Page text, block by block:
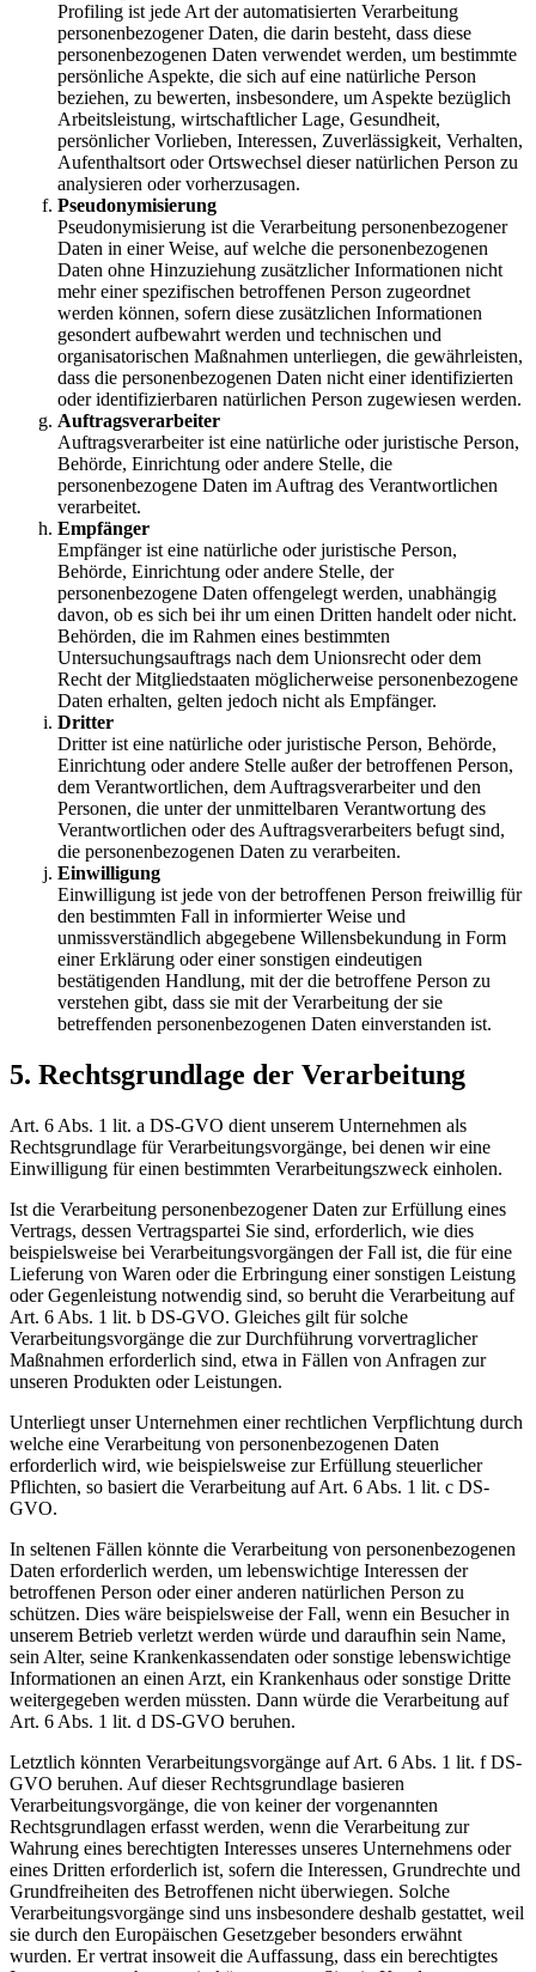
Profiling ist jede Art der automatisierten Verarbeitung
personenbezogener Daten, die darin besteht, dass diese
personenbezogenen Daten verwendet werden, um bestimmte
persönliche Aspekte, die sich auf eine natürliche Person
beziehen, zu bewerten, insbesondere, um Aspekte bezüglich
Arbeitsleistung, wirtschaftlicher Lage, Gesundheit,
persönlicher Vorlieben, Interessen, Zuverlässigkeit, Verhalten,
Aufenthaltsort oder Ortswechsel dieser natürlichen Person zu
analysieren oder vorherzusagen.
Pseudonymisierung
Pseudonymisierung ist die Verarbeitung personenbezogener
Daten in einer Weise, auf welche die personenbezogenen
Daten ohne Hinzuziehung zusätzlicher Informationen nicht
mehr einer spezifischen betroffenen Person zugeordnet
werden können, sofern diese zusätzlichen Informationen
gesondert aufbewahrt werden und technischen und
organisatorischen Maßnahmen unterliegen, die gewährleisten,
dass die personenbezogenen Daten nicht einer identifizierten
oder identifizierbaren natürlichen Person zugewiesen werden.
Auftragsverarbeiter
Auftragsverarbeiter ist eine natürliche oder juristische Person,
Behörde, Einrichtung oder andere Stelle, die
personenbezogene Daten im Auftrag des Verantwortlichen
verarbeitet.
Empfänger
Empfänger ist eine natürliche oder juristische Person,
Behörde, Einrichtung oder andere Stelle, der
personenbezogene Daten offengelegt werden, unabhängig
davon, ob es sich bei ihr um einen Dritten handelt oder nicht.
Behörden, die im Rahmen eines bestimmten
Untersuchungsauftrags nach dem Unionsrecht oder dem
Recht der Mitgliedstaaten möglicherweise personenbezogene
Daten erhalten, gelten jedoch nicht als Empfänger.
Dritter
Dritter ist eine natürliche oder juristische Person, Behörde,
Einrichtung oder andere Stelle außer der betroffenen Person,
dem Verantwortlichen, dem Auftragsverarbeiter und den
Personen, die unter der unmittelbaren Verantwortung des
Verantwortlichen oder des Auftragsverarbeiters befugt sind,
die personenbezogenen Daten zu verarbeiten.
Einwilligung
Einwilligung ist jede von der betroffenen Person freiwillig für
den bestimmten Fall in informierter Weise und
unmissverständlich abgegebene Willensbekundung in Form
einer Erklärung oder einer sonstigen eindeutigen
bestätigenden Handlung, mit der die betroffene Person zu
verstehen gibt, dass sie mit der Verarbeitung der sie
betreffenden personenbezogenen Daten einverstanden ist.
5. Rechtsgrundlage der Verarbeitung
Art. 6 Abs. 1 lit. a DS-GVO dient unserem Unternehmen als
Rechtsgrundlage für Verarbeitungsvorgänge, bei denen wir eine
Einwilligung für einen bestimmten Verarbeitungszweck einholen.
Ist die Verarbeitung personenbezogener Daten zur Erfüllung eines
Vertrags, dessen Vertragspartei Sie sind, erforderlich, wie dies
beispielsweise bei Verarbeitungsvorgängen der Fall ist, die für eine
Lieferung von Waren oder die Erbringung einer sonstigen Leistung
oder Gegenleistung notwendig sind, so beruht die Verarbeitung auf
Art. 6 Abs. 1 lit. b DS-GVO. Gleiches gilt für solche
Verarbeitungsvorgänge die zur Durchführung vorvertraglicher
Maßnahmen erforderlich sind, etwa in Fällen von Anfragen zur
unseren Produkten oder Leistungen.
Unterliegt unser Unternehmen einer rechtlichen Verpflichtung durch
welche eine Verarbeitung von personenbezogenen Daten
erforderlich wird, wie beispielsweise zur Erfüllung steuerlicher
Pflichten, so basiert die Verarbeitung auf Art. 6 Abs. 1 lit. c DS-
GVO.
In seltenen Fällen könnte die Verarbeitung von personenbezogenen
Daten erforderlich werden, um lebenswichtige Interessen der
betroffenen Person oder einer anderen natürlichen Person zu
schützen. Dies wäre beispielsweise der Fall, wenn ein Besucher in
unserem Betrieb verletzt werden würde und daraufhin sein Name,
sein Alter, seine Krankenkassendaten oder sonstige lebenswichtige
Informationen an einen Arzt, ein Krankenhaus oder sonstige Dritte
weitergegeben werden müssten. Dann würde die Verarbeitung auf
Art. 6 Abs. 1 lit. d DS-GVO beruhen.
Letztlich könnten Verarbeitungsvorgänge auf Art. 6 Abs. 1 lit. f DS-
GVO beruhen. Auf dieser Rechtsgrundlage basieren
Verarbeitungsvorgänge, die von keiner der vorgenannten
Rechtsgrundlagen erfasst werden, wenn die Verarbeitung zur
Wahrung eines berechtigten Interesses unseres Unternehmens oder
eines Dritten erforderlich ist, sofern die Interessen, Grundrechte und
Grundfreiheiten des Betroffenen nicht überwiegen. Solche
Verarbeitungsvorgänge sind uns insbesondere deshalb gestattet, weil
sie durch den Europäischen Gesetzgeber besonders erwähnt
wurden. Er vertrat insoweit die Auffassung, dass ein berechtigtes